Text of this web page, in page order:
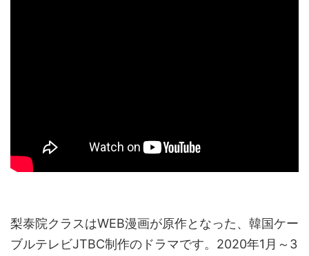
梨泰院クラスはWEB漫画が原作となった、韓国ケー
ブルテレビJTBC制作のドラマです。2020年1月～3